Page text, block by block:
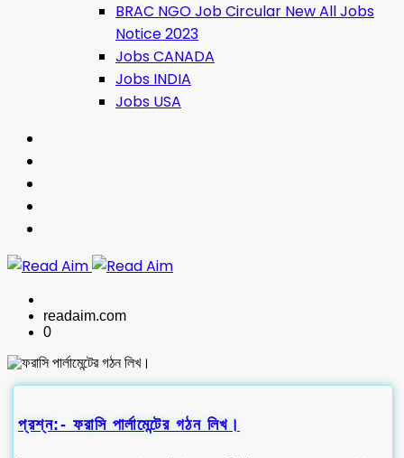
BRAC NGO Job Circular New All Jobs
Notice 2023
Jobs CANADA
Jobs INDIA
Jobs USA
Read Aim
readaim.com
0
প্রশ্ন:- ফরাসি পার্লামেন্টের গঠন লিখ।